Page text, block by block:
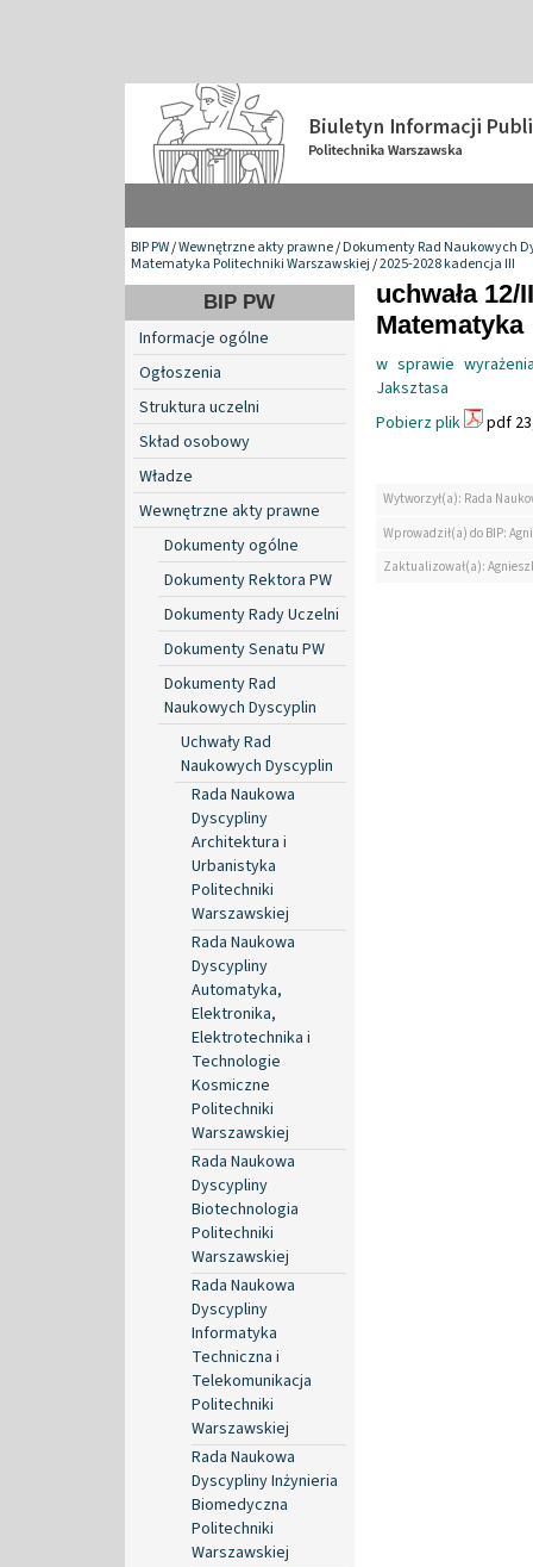
BIP PW/Wewnętrzne akty prawne/Dokumenty Rad Naukowych
Matematyka Politechniki Warszawskiej/2025-2028 kadencja III
BIP PW
Informacje ogólne
Ogłoszenia
Struktura uczelni
Skład osobowy
Władze
Wewnętrzne akty prawne
Dokumenty ogólne
Dokumenty Rektora PW
Dokumenty Rady Uczelni
Dokumenty Senatu PW
Dokumenty Rad
Naukowych Dyscyplin
Uchwały Rad
Naukowych Dyscyplin
Rada Naukowa
Dyscypliny
Architektura i
Urbanistyka
Politechniki
Warszawskiej
Rada Naukowa
Dyscypliny
Automatyka,
Elektronika,
Elektrotechnika i
Technologie
Kosmiczne
Politechniki
Warszawskiej
Rada Naukowa
Dyscypliny
Biotechnologia
Politechniki
Warszawskiej
Rada Naukowa
Dyscypliny
Informatyka
Techniczna i
Telekomunikacja
Politechniki
Warszawskiej
Rada Naukowa
Dyscypliny Inżynieria
Biomedyczna
Politechniki
Warszawskiej
uchwała
Matematyka
w sprawie
Jaksztasa
Pobierz plik
pdf
Wytworzył(a): Rada
Wprowadził(a) do BIP:
Zaktualizował(a):